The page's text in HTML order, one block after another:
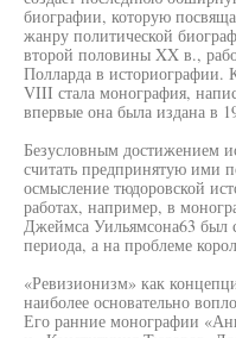
биографии, которую
жанру политической
второй половины XX в.,
Полларда в историографии.
VIII стала монография,
впервые она была издана в
Безусловным достижением
считать предпринятую ими
осмысление тюдоровской
работах, например, в
Джеймса Уильямсона63 был
периода, а на проблеме
«Ревизионизм» как
наиболее основательно
Его ранние монографии